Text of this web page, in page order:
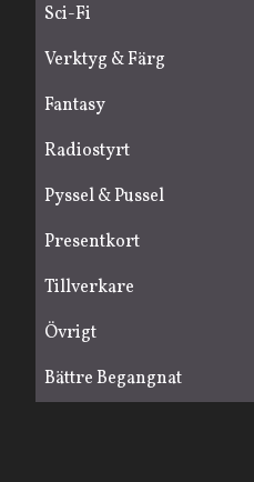
Sci-Fi
Verktyg & Färg
Fantasy
Radiostyrt
Pyssel & Pussel
Presentkort
Tillverkare
Övrigt
Bättre Begangnat